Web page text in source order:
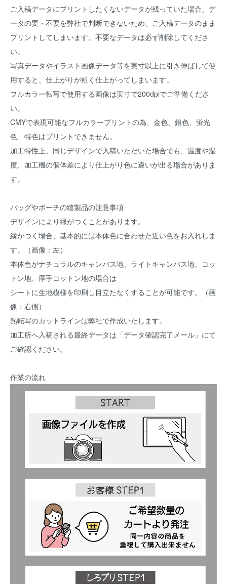
ご入稿データにプリントしたくないデータが残っていた場合、デ
ータの要・不要を弊社で判断できないため、ご入稿データのまま
プリントしてしまいます。不要なデータは必ず削除してくださ
い。
写真データやイラスト画像データ等を実寸以上に引き伸ばして使
用すると、仕上がりが粗く仕上がってしまいます。
フルカラー転写で使用する画像は実寸で200dpiでご準備くださ
い。
CMYで表現可能なフルカラープリントの為、金色、銀色、蛍光
色、特色はプリントできません。
加工特性上、同じデザインで入稿いただいた場合でも、温度や湿
度、加工機の個体差により仕上がり色に違いが出る場合がありま
す。
バッグやポーチの縫製品の注意事項
デザインにより縁がつくことがあります。
縁がつく場合、基本的には本体色に合わせた近い色をお入れしま
す。（画像：左）
本体色がナチュラルのキャンバス地、ライトキャンバス地、コッ
トン地、厚手コットン地の場合は
シートに生地模様を印刷し目立たなくすることが可能です。（画
像：右側）
熱転写のカットラインは弊社で作成いたします。
加工所へ入稿される最終データは「データ確認完了メール」にて
ご確認ください。
作業の流れ